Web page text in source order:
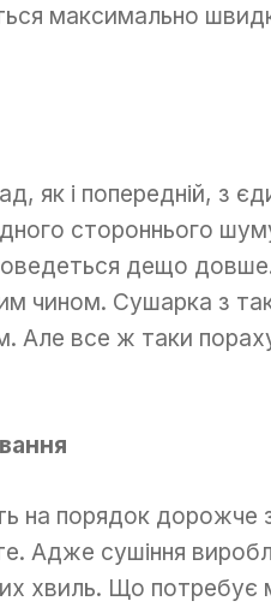
максимально
як і попередній, з
стороннього
дещо
чином. Сушарка з
Але все ж таки
на порядок дорожче
Адже сушіння
хвиль. Що потребує